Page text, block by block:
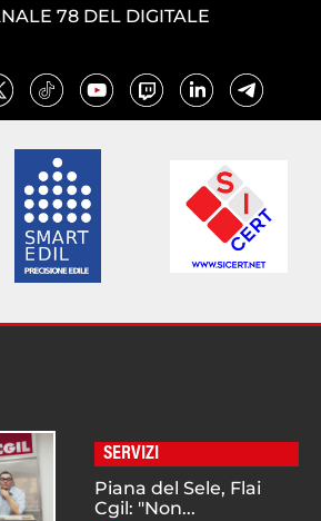
78 DEL DIGITALE
SERVIZI
Piana del Sele, Flai
Cgil: "Non...